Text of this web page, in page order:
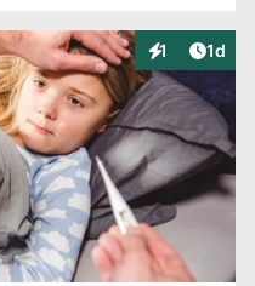
1
Interaktionen
1d